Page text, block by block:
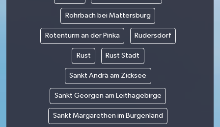
Rohrbach bei Mattersburg
Rotenturm an der Pinka Rudersdorf
Rust Rust Stadt
Sankt Andrä am Zicksee
Sankt Georgen am Leithagebirge
Sankt Margarethen im Burgenland